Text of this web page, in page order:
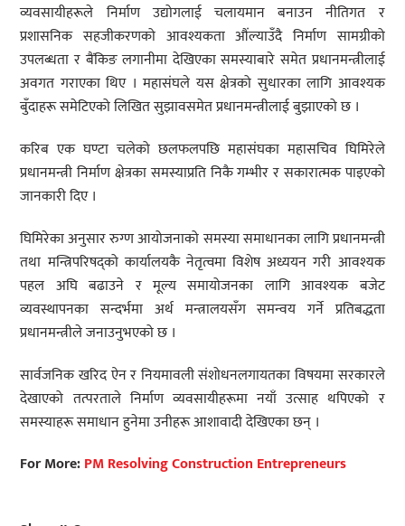
व्यवसायीहरूले निर्माण उद्योगलाई चलायमान बनाउन नीतिगत र
प्रशासनिक सहजीकरणको आवश्यकता औंल्याउँदै निर्माण सामग्रीको
उपलब्धता र बैंकिङ लगानीमा देखिएका समस्याबारे समेत प्रधानमन्त्रीलाई
अवगत गराएका थिए । महासंघले यस क्षेत्रको सुधारका लागि आवश्यक
बुँदाहरू समेटिएको लिखित सुझावसमेत प्रधानमन्त्रीलाई बुझाएको छ ।
करिब एक घण्टा चलेको छलफलपछि महासंघका महासचिव घिमिरेले
प्रधानमन्त्री निर्माण क्षेत्रका समस्याप्रति निकै गम्भीर र सकारात्मक पाइएको
जानकारी दिए ।
घिमिरेका अनुसार रुग्ण आयोजनाको समस्या समाधानका लागि प्रधानमन्त्री
तथा मन्त्रिपरिषद्को कार्यालयकै नेतृत्वमा विशेष अध्ययन गरी आवश्यक
पहल अघि बढाउने र मूल्य समायोजनका लागि आवश्यक बजेट
व्यवस्थापनका सन्दर्भमा अर्थ मन्त्रालयसँग समन्वय गर्ने प्रतिबद्धता
प्रधानमन्त्रीले जनाउनुभएको छ ।
सार्वजनिक खरिद ऐन र नियमावली संशोधनलगायतका विषयमा सरकारले
देखाएको तत्परताले निर्माण व्यवसायीहरूमा नयाँ उत्साह थपिएको र
समस्याहरू समाधान हुनेमा उनीहरू आशावादी देखिएका छन् ।
For More:PM Resolving Construction Entrepreneurs